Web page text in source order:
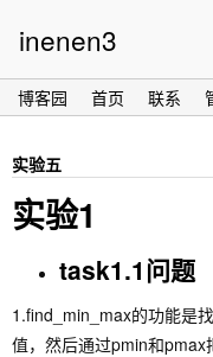
inenen3
博客园 首页 联系
实验五
实验1
task1.1问题
1.find_min_max的功能是
值，然后通过pmin和pmax